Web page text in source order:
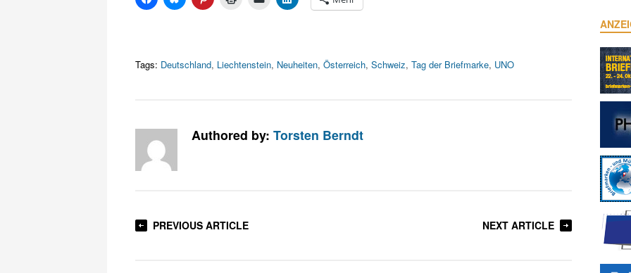
Tags: Deutschland, Liechtenstein, Neuheiten, Österreich, Schweiz, Tag der Briefmarke, UNO
Authored by: Torsten Berndt
PREVIOUS ARTICLE NEXT ARTICLE